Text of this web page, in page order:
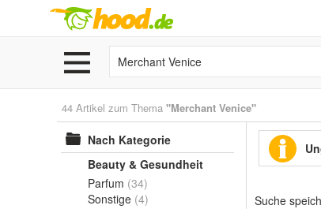
44 Artikel zum Thema "Merchant Venice"
Nach Kategorie
Beauty & Gesundheit
Parfum (34)
Sonstige (4)
Suche